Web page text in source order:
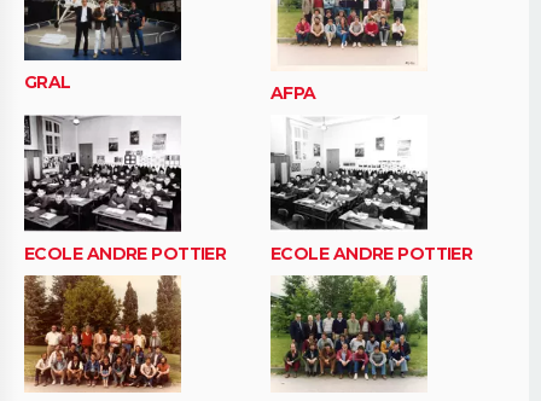
GRAL AFPA
ECOLE ANDRE POTTIER ECOLE ANDRE POTTIER